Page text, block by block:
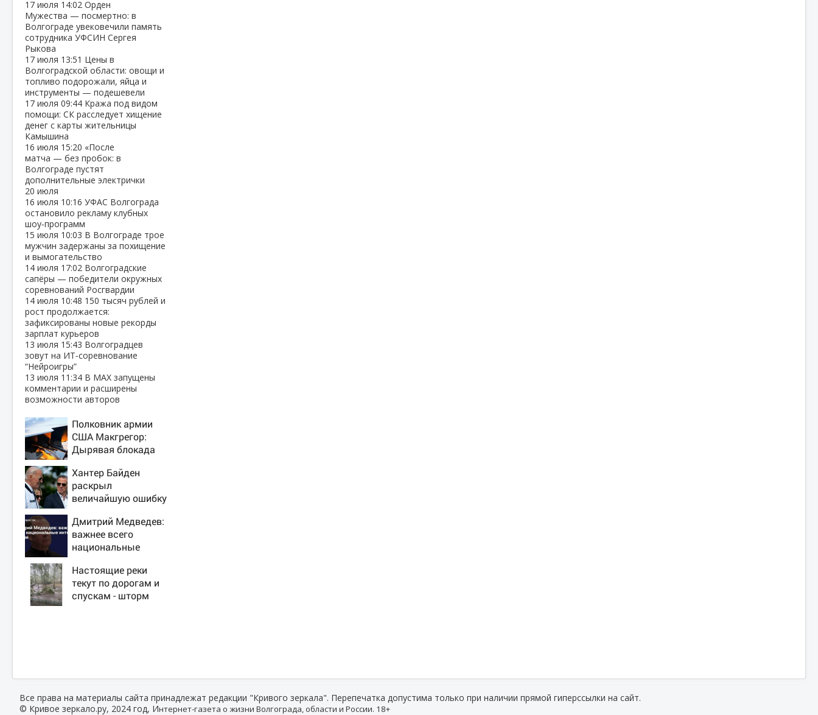
17 июля 14:02 Орден
Мужества — посмертно: в
Волгограде увековечили память
сотрудника УФСИН Сергея
Рыкова
17 июля 13:51 Цены в
Волгоградской области: овощи и
топливо подорожали, яйца и
инструменты — подешевели
17 июля 09:44 Кража под видом
помощи: СК расследует хищение
денег с карты жительницы
Камышина
16 июля 15:20 «После
матча — без пробок: в
Волгограде пустят
дополнительные электрички
20 июля
16 июля 10:16 УФАС Волгограда
остановило рекламу клубных
шоу‑программ
15 июля 10:03 В Волгограде трое
мужчин задержаны за похищение
и вымогательство
14 июля 17:02 Волгоградские
сапёры — победители окружных
соревнований Росгвардии
14 июля 10:48 150 тысяч рублей и
рост продолжается:
зафиксированы новые рекорды
зарплат курьеров
13 июля 15:43 Волгоградцев
зовут на ИТ‑соревнование
“Нейроигры”
13 июля 11:34 В МАХ запущены
комментарии и расширены
возможности авторов
Полковник армии
США Макгрегор:
Дырявая блокада
командовании ВМФ
России за это
полетят головы?
Хантер Байден
раскрыл
величайшую ошибку
бездействие против
Трампа
Дмитрий Медведев:
важнее всего
национальные
Настоящие реки
текут по дорогам и
спускам - шторм
Все права на материалы сайта принадлежат редакции "Кривого зеркала". Перепечатка допустима только при наличии прямой гиперссылки на сайт.
© Кривое зеркало.ру, 2024 год, Интернет-газета о жизни Волгограда, области и России. 18+